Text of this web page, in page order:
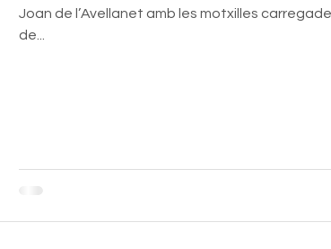
Joan de l’Avellanet amb les motxilles
de...